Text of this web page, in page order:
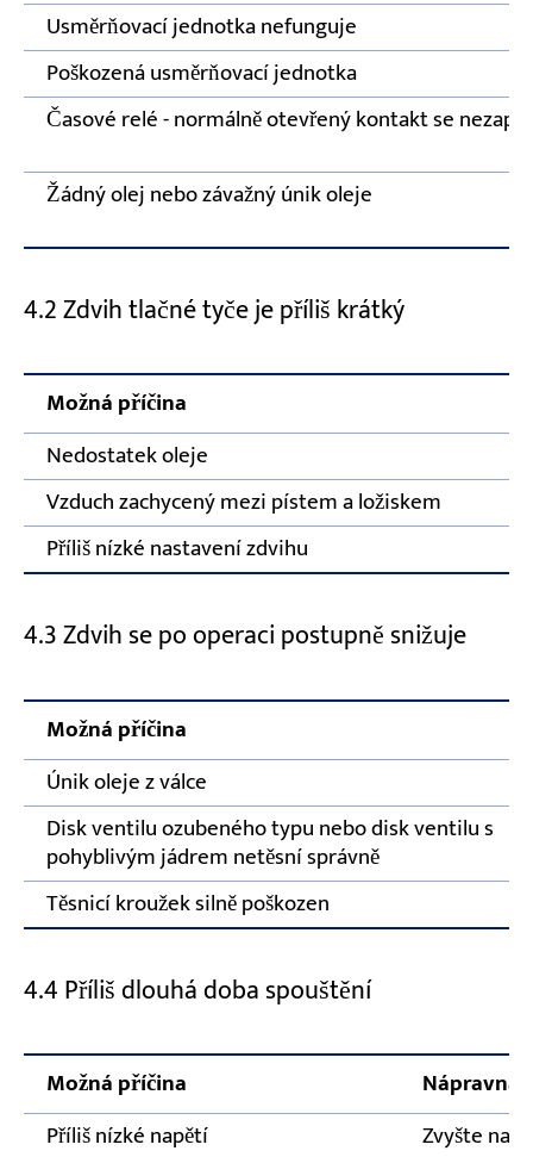
Usměrňovací jednotka nefunguje
Poškozená usměrňovací jednotka
Časové relé - normálně otevřený kontakt se
Žádný olej nebo závažný únik oleje
4.2 Zdvih tlačné tyče je příliš krátký
Možná příčina
Nedostatek oleje
Vzduch zachycený mezi pístem a ložiskem
Příliš nízké nastavení zdvihu
4.3 Zdvih se po operaci postupně snižuje
Možná příčina
Únik oleje z válce
Disk ventilu ozubeného typu nebo disk ventilu s
pohyblivým jádrem netěsní správně
Těsnicí kroužek silně poškozen
4.4 Příliš dlouhá doba spouštění
Možná příčina
Nápravná
Příliš nízké napětí
Zvyšte